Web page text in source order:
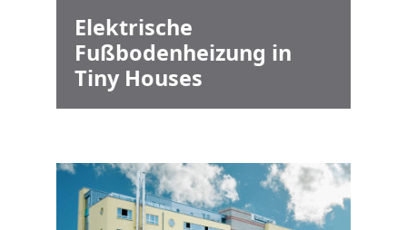
Elektrische
Fußbodenheizung in
Tiny Houses